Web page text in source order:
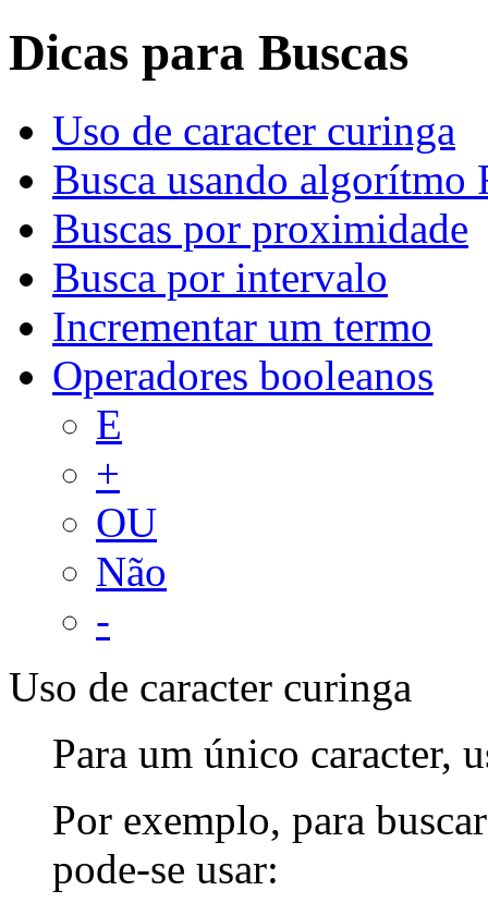
Dicas para Buscas
Uso de caracter curinga
Busca usando algorítmo
Buscas por proximidade
Busca por intervalo
Incrementar um termo
Operadores booleanos
E
+
OU
Não
-
Uso de caracter curinga
Para um único caracter,
Por exemplo, para
pode-se usar: